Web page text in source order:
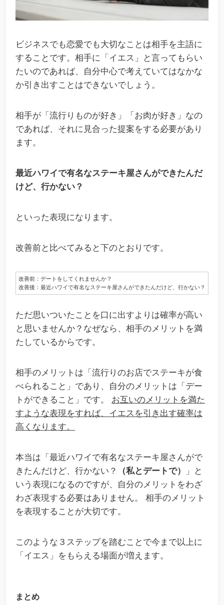
ビジネスでも恋愛でも大切なことは相手を主語に
することです。相手に「イエス」と言ってもらい
たいのであれば、自分中心で考えていてはなかな
か引き出すことはできないでしょう。
相手が「流行りものが好き」「お肉が好き」なの
であれば、それに見合った提案をする必要があり
ます。
最近ハワイで有名なステーキ屋さんができたんだ
けど、行かない？
といった表現になります。
改善前と比べてみると下のとおりです。
改善前：デートをしてくれませんか？
改善後：最近ハワイで有名なステーキ屋さんができたんだけど、行かない？
ただ思いついたことを口に出すよりは確率が高い
と思いませんか？なぜなら、相手のメリットを満
たしているからです。
相手のメリットは「流行りのお店でステーキが食
べられること」であり、自分のメリットは「デー
トができること」です。 お互いのメリットを満た
すような表現をすれば、イエスを引き出す確率は
高くなります。
本当は「最近ハワイで有名なステーキ屋さんがで
きたんだけど、行かない？
（私とデートで）
」と
いう表現になるのですが、自分のメリットをわざ
わざ表現する必要はありません。 相手のメリット
を表現することが大切です。
このような３ステップを踏むことで今まで以上に
「イエス」をもらえる場面が増えます。
まとめ